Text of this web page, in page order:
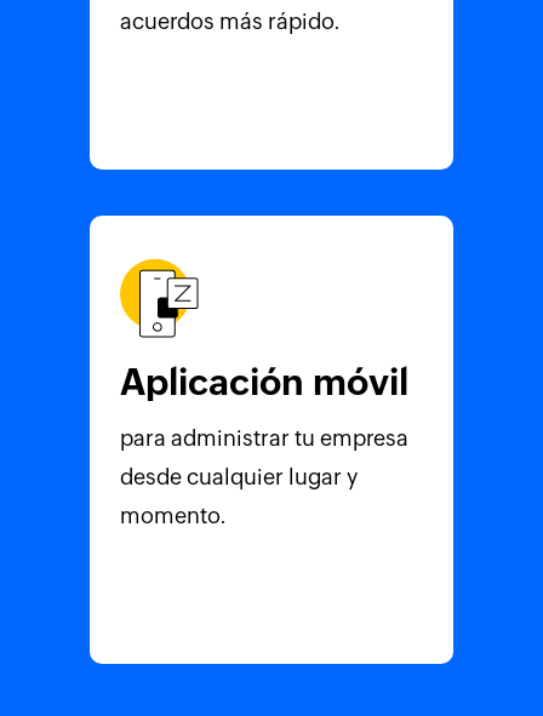
acuerdos más rápido.
Aplicación móvil
para administrar tu empresa
desde cualquier lugar y
momento.